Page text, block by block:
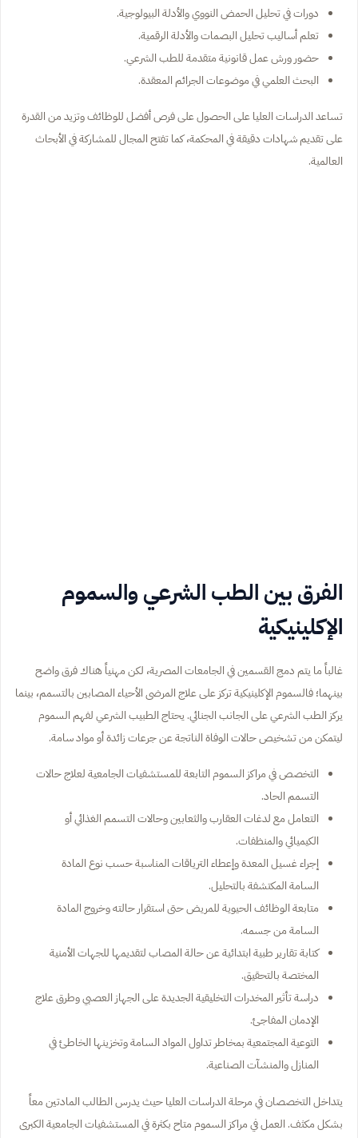
دورات في تحليل الحمض النووي والأدلة البيولوجية.
تعلم أساليب تحليل البصمات والأدلة الرقمية.
حضور ورش عمل قانونية متقدمة للطب الشرعي.
البحث العلمي في موضوعات الجرائم المعقدة.
تساعد الدراسات العليا على الحصول على فرص أفضل للوظائف وتزيد من القدرة
على تقديم شهادات دقيقة في المحكمة، كما تفتح المجال للمشاركة في الأبحاث
العالمية.
الفرق بين الطب الشرعي والسموم
الإكلينيكية
غالباً ما يتم دمج القسمين في الجامعات المصرية، لكن مهنياً هناك فرق واضح
بينهما؛ فالسموم الإكلينيكية تركز على علاج المرضى الأحياء المصابين بالتسمم، بينما
يركز الطب الشرعي على الجانب الجنائي. يحتاج الطبيب الشرعي لفهم السموم
ليتمكن من تشخيص حالات الوفاة الناتجة عن جرعات زائدة أو مواد سامة.
التخصص في مراكز السموم التابعة للمستشفيات الجامعية لعلاج حالات
التسمم الحاد.
التعامل مع لدغات العقارب والثعابين وحالات التسمم الغذائي أو
الكيميائي والمنظفات.
إجراء غسيل المعدة وإعطاء الترياقات المناسبة حسب نوع المادة
السامة المكتشفة بالتحليل.
متابعة الوظائف الحيوية للمريض حتى استقرار حالته وخروج المادة
السامة من جسمه.
كتابة تقارير طبية ابتدائية عن حالة المصاب لتقديمها للجهات الأمنية
المختصة بالتحقيق.
دراسة تأثير المخدرات التخليقية الجديدة على الجهاز العصبي وطرق علاج
الإدمان المفاجئ.
التوعية المجتمعية بمخاطر تداول المواد السامة وتخزينها الخاطئ في
المنازل والمنشآت الصناعية.
يتداخل التخصصان في مرحلة الدراسات العليا حيث يدرس الطالب المادتين معاً
بشكل مكثف. العمل في مراكز السموم متاح بكثرة في المستشفيات الجامعية الكبرى